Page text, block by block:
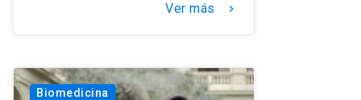
Ver más keyboard_arrow_right
Biomedicina